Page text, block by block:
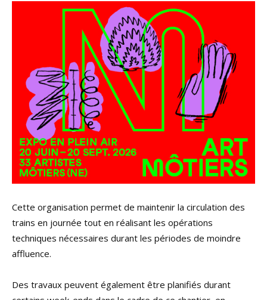
Cette organisation permet de maintenir la circulation des
trains en journée tout en réalisant les opérations
techniques nécessaires durant les périodes de moindre
affluence.
Des travaux peuvent également être planifiés durant